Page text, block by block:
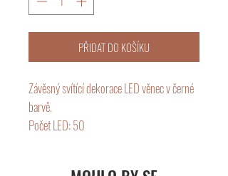
PŘIDAT DO KOŠÍKU
Závěsný svítící dekorace LED věnec v černé
barvě.
Počet LED: 50